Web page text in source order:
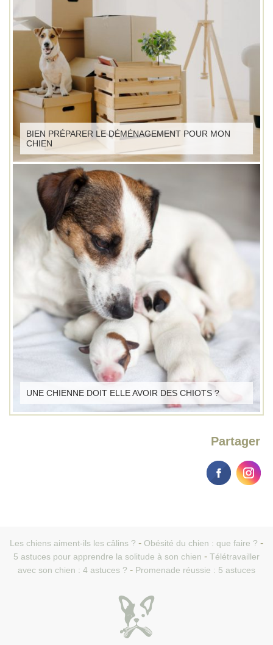
BIEN PRÉPARER LE DÉMÉNAGEMENT POUR MON
CHIEN
UNE CHIENNE DOIT ELLE AVOIR DES CHIOTS ?
Partager
Les chiens aiment-ils les câlins ?
Obésité du chien : que faire ?
5 astuces pour apprendre la solitude à son chien
Télétravailler
avec son chien : 4 astuces ?
Promenade réussie : 5 astuces